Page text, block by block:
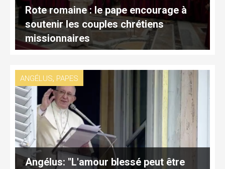
Rote romaine : le pape encourage à
soutenir les couples chrétiens
missionnaires
ANGÉLUS, PAPES
Angélus: "L'amour blessé peut être